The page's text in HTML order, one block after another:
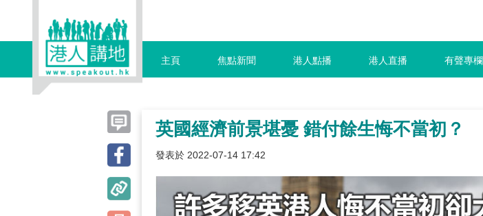
主頁 焦點新聞 港人點播 港人直播 有聲專欄
英國經濟前景堪憂 錯付餘生悔不當初？
發表於 2022-07-14 17:42